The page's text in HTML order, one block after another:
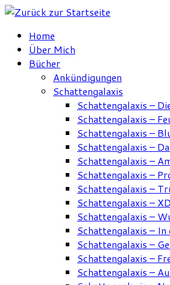
Zum
springenHome
Über Mich
Bücher
Ankündigungen
Schattengalaxis
Schattengalaxis –
Schattengalaxis –
Schattengalaxis –
Schattengalaxis –
Schattengalaxis –
Schattengalaxis –
Schattengalaxis –
Schattengalaxis –
Schattengalaxis –
Schattengalaxis –
Schattengalaxis –
Schattengalaxis –
Schattengalaxis –